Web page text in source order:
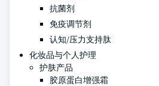
抗菌剂
免疫调节剂
认知/压力支持肽
化妆品与个人护理
护肤产品
胶原蛋白增强霜